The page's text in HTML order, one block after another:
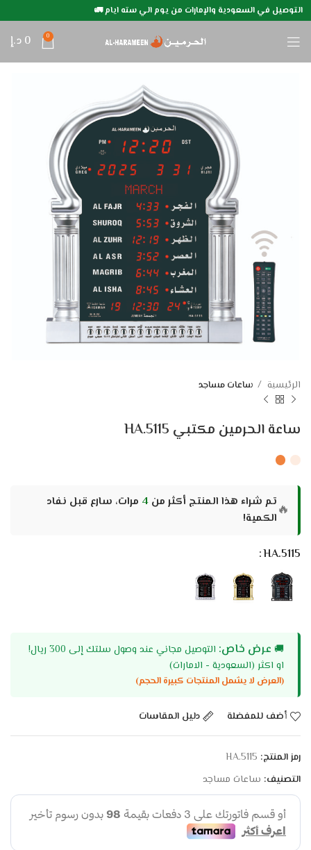
التوصيل في السعودية والإمارات من يوم الي سته ايام 🚛
0
0 د.إ
الرئيسية ساعات مساجد
ساعة الحرمين مكتبي HA.5115
🔥تم شراء هذا المنتج أكثر من 4 مرات، سارع قبل نفاد
الكمية!
HA.5115
🚚 عرض خاص:
التوصيل مجاني عند وصول سلتك إلى 300 ريال!
او اكثر (السعودية - الامارات)
(العرض لا يشمل المنتجات كبيرة الحجم)
أضف للمفضلة دليل المقاسات
رمز المنتج: HA.5115
التصنيف: ساعات مساجد